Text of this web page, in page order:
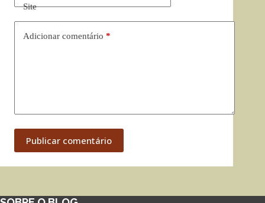
Site
Adicionar comentário *
Publicar comentário